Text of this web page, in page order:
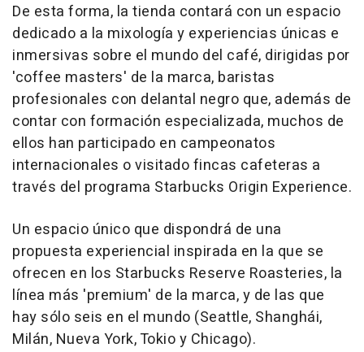
De esta forma, la tienda contará con un espacio
dedicado a la mixología y experiencias únicas e
inmersivas sobre el mundo del café, dirigidas por
'coffee masters' de la marca, baristas
profesionales con delantal negro que, además de
contar con formación especializada, muchos de
ellos han participado en campeonatos
internacionales o visitado fincas cafeteras a
través del programa Starbucks Origin Experience.
Un espacio único que dispondrá de una
propuesta experiencial inspirada en la que se
ofrecen en los Starbucks Reserve Roasteries, la
línea más 'premium' de la marca, y de las que
hay sólo seis en el mundo (Seattle, Shanghái,
Milán, Nueva York, Tokio y Chicago).